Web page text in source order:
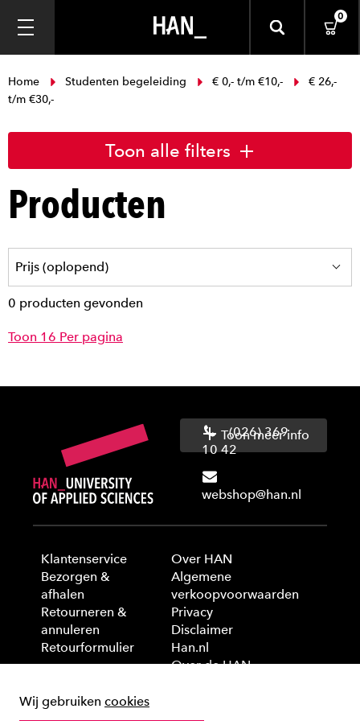
0
Home Studenten begeleiding € 0,- t/m €10,-
€ 26,-
t/m €30,-
Toon alle filters
Producten
0 producten gevonden
Toon 16 Per pagina
(026) 369
10 42
webshop@han.nl
Toon meer info
Klantenservice
Bezorgen &
afhalen
Retourneren &
annuleren
Retourformulier
Over HAN
Algemene
verkoopvoorwaarden
Privacy
Disclaimer
Han.nl
Over de HAN
Wij gebruiken cookies